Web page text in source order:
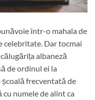
într-o mahala de
celebritate. Dar tocmai
albaneză
de ordinul ei la
școală frecventată de
numele de alint ca